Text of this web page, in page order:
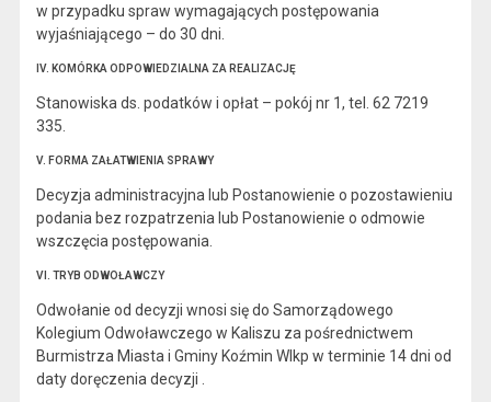
w przypadku spraw wymagających postępowania
wyjaśniającego – do 30 dni.
IV. KOMÓRKA ODPOWIEDZIALNA ZA REALIZACJĘ
Stanowiska ds. podatków i opłat – pokój nr 1, tel. 62 7219
335.
V. FORMA ZAŁATWIENIA SPRAWY
Decyzja administracyjna lub Postanowienie o pozostawieniu
podania bez rozpatrzenia lub Postanowienie o odmowie
wszczęcia postępowania.
VI. TRYB ODWOŁAWCZY
Odwołanie od decyzji wnosi się do Samorządowego
Kolegium Odwoławczego w Kaliszu za pośrednictwem
Burmistrza Miasta i Gminy Koźmin Wlkp w terminie 14 dni od
daty doręczenia decyzji .